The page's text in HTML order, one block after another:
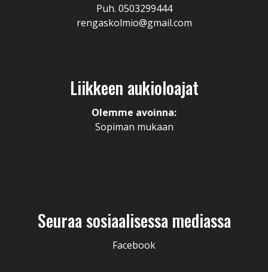
Puh. 0503299444
rengaskolmio@gmail.com
Liikkeen aukioloajat
Olemme avoinna:
Sopiman mukaan
Seuraa sosiaalisessa mediassa
Facebook